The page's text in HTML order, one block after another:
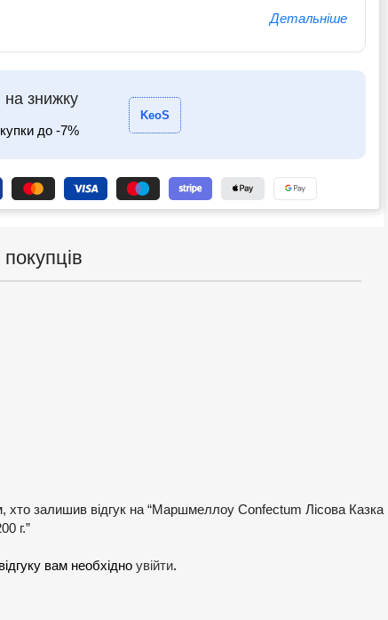
Детальніше
знижку
до -7%
KeoS
покупців
хто залишив відгук на “Маршмеллоу Confectum Лісова Казка
г.”
вам необхідноувійти.